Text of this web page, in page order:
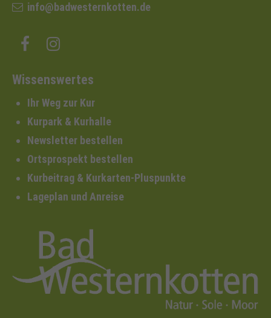
info@badwesternkotten.de
Wissenswertes
Ihr Weg zur Kur
Kurpark & Kurhalle
Newsletter bestellen
Ortsprospekt bestellen
Kurbeitrag & Kurkarten-Pluspunkte
Lageplan und Anreise